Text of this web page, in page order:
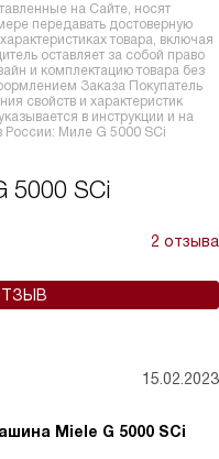
на Сайте, носят
передавать достоверную
товара, включая
оставляет за собой право
и комплектацию товара без
Заказа Покупатель
свойств и характеристик
в инструкции и на
России: Миле G 5000 SCi
5000 SCi
2 отзыва
15.02.2023
Miele G 5000 SCi